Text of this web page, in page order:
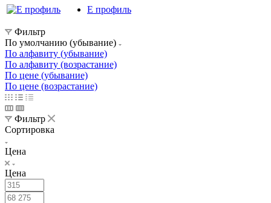
E профиль
Фильтр
По умолчанию (убывание)
По алфавиту (убывание)
По алфавиту (возрастание)
По цене (убывание)
По цене (возрастание)
Фильтр
Сортировка
Цена
Цена